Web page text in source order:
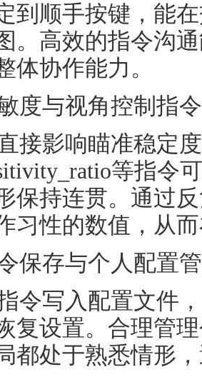
到顺手按键，能
。高效的指令沟
体协作能力。
度与视角控制指令
接影响瞄准稳定
等指令
保持连贯。通过
习性的数值，从
保存与个人配置
令写入配置文件
复设置。合理管
都处于熟悉情形